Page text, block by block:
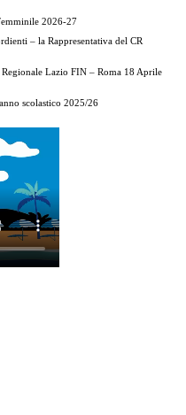
2026-27
– la Rappresentativa del CR
Lazio FIN – Roma 18 Aprile
scolastico 2025/26